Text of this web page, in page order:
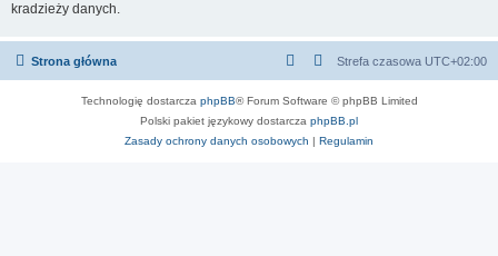
kradzieży danych.
Strona główna Strefa czasowa UTC+02:00
Technologię dostarcza phpBB® Forum Software © phpBB Limited
Polski pakiet językowy dostarcza phpBB.pl
Zasady ochrony danych osobowych | Regulamin